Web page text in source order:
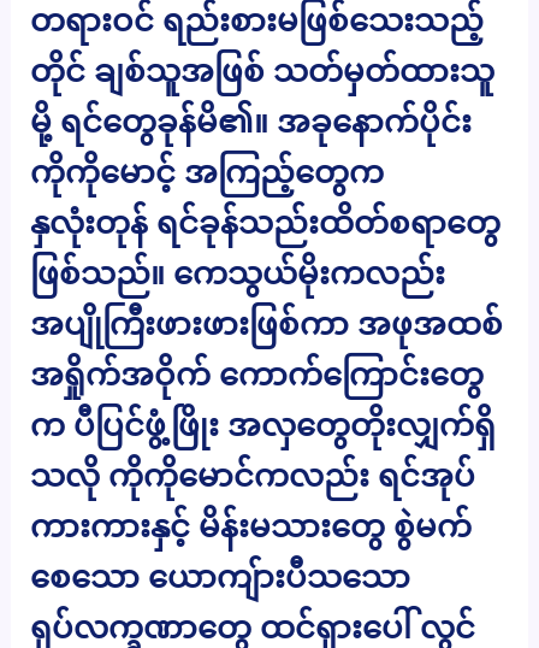
တရားဝင် ရည်းစားမဖြစ်သေးသည့်
တိုင် ချစ်သူအဖြစ် သတ်မှတ်ထားသူ
မို့ ရင်တွေခုန်မိ၏။ အခုနောက်ပိုင်း
ကိုကိုမောင့် အကြည့်တွေက
နှလုံးတုန် ရင်ခုန်သည်းထိတ်စရာတွေ
ဖြစ်သည်။ ကေသွယ်မိုးကလည်း
အပျိုကြီးဖားဖားဖြစ်ကာ အဖုအထစ်
အရှိုက်အဝိုက် ကောက်ကြောင်းတွေ
က ပီပြင်ဖွံ့ဖြိုး အလှတွေတိုးလျှက်ရှိ
သလို ကိုကိုမောင်ကလည်း ရင်အုပ်
ကားကားနှင့် မိန်းမသားတွေ စွဲမက်
စေသော ယောကျ်ားပီသသော
ရုပ်လက္ခဏာတွေ ထင်ရှားပေါ် လွင်